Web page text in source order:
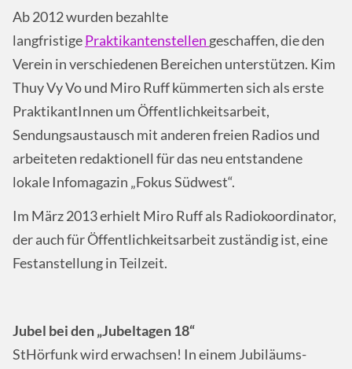
Ab 2012 wurden bezahlte
langfristigePraktikantenstellen geschaffen, die den
Verein in verschiedenen Bereichen unterstützen. Kim
Thuy Vy Vo und Miro Ruff kümmerten sich als erste
PraktikantInnen um Öffentlichkeitsarbeit,
Sendungsaustausch mit anderen freien Radios und
arbeiteten redaktionell für das neu entstandene
lokale Infomagazin „Fokus Südwest“.
Im März 2013 erhielt Miro Ruff als Radiokoordinator,
der auch für Öffentlichkeitsarbeit zuständig ist, eine
Festanstellung in Teilzeit.
Jubel bei den „Jubeltagen 18“
StHörfunk wird erwachsen! In einem Jubiläums-